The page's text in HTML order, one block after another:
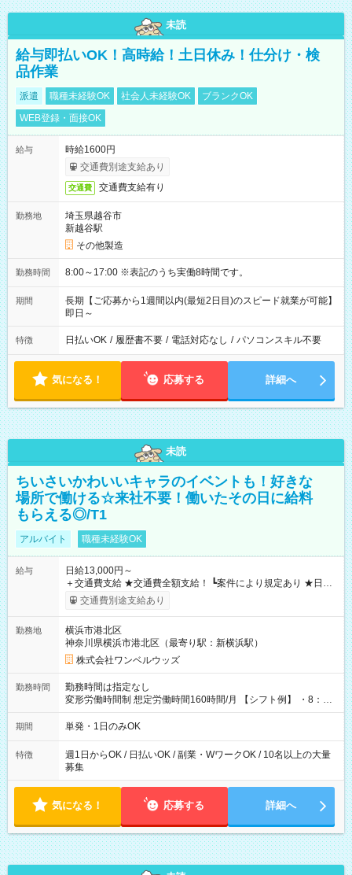
未読
給与即払いOK！高時給！土日休み！仕分け・検
品作業
派遣 職種未経験OK 社会人未経験OK
ブランクOK
WEB登録・面接OK
給与
時給1600円
交通費別途支給あり
交通費 交通費支給有り
勤務地
埼玉県越谷市
新越谷駅
その他製造
勤務時間 8:00～17:00 ※表記のうち実働8時間です。
期間
長期【ご応募から1週間以内(最短2日目)のスピード就業が可能】
即日～
特徴 日払いOK / 履歴書不要 / 電話対応なし / パソコンスキル不要
気になる！ 応募する 詳細へ
未読
ちいさいかわいいキャラのイベントも！好きな
場所で働ける☆来社不要！働いたその日に給料
もらえる◎/T1
アルバイト 職種未経験OK
給与
日給13,000円～
＋交通費支給 ★交通費全額支給！ ┗案件により規定あり ★日払
いOK！（規定あり） ┗働いたその日に現金GET♪ お仕事後はコ
ンビニATMから 日払い分を引き落とせます！ 【試用期間】試
交通費別途支給あり
勤務地
横浜市港北区
神奈川県横浜市港北区（最寄り駅：新横浜駅）
株式会社ワンベルウッズ
勤務時間
勤務時間は指定なし
変形労働時間制 想定労働時間160時間/月 【シフト例】 ・8：00
～21：00
期間 単発・1日のみOK
特徴
週1日からOK / 日払いOK / 副業・WワークOK / 10名以上の大量
募集
気になる！ 応募する 詳細へ